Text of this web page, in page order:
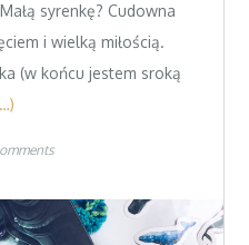
syrenkę? Cudowna
i wielką miłością.
(w końcu jestem sroką